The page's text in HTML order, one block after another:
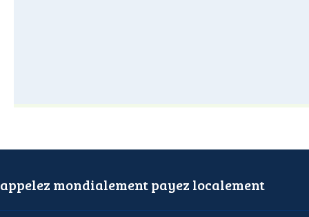
appelez mondialement payez localement